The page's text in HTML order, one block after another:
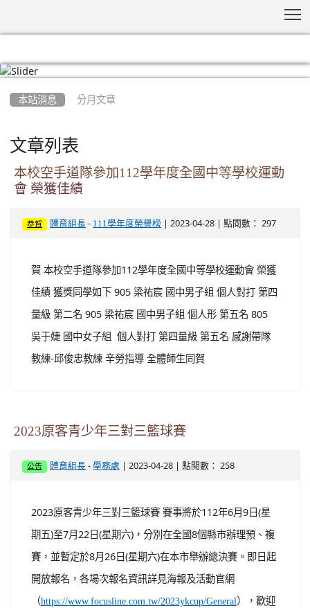
本站消息 分月文章
文章列表
本校空手道隊參加112學年度全國中等學校運動
會 榮獲佳績
恭賀 體育組長 - 111學年度榮譽榜 | 2023-04-28 | 點閱數： 297
賀 本校空手道隊參加112學年度全國中等學校運動會 榮獲
佳績 獲獎同學如下 905 梁祐宸 國中男子組 個人對打 第四
量級 第二名 905 梁祐宸 國中男子組 個人形 第五名 805
吳于婕 國中女子組 個人對打 第四量級 第五名 感謝帶隊
教練-邱俊忠教練 辛勞指導 全體師生同賀
2023原客青少年三對三籃球賽
公告 體育組長 -學務處 | 2023-04-28 | 點閱數： 258
2023原客青少年三對三籃球賽 賽事將於112年6月9日(星
期五)至7月22日(星期六)，分別在全國8個縣市辦理預、複
賽，並暫定於8月26日(星期六)在本市舉辦總決賽。即日起
開放報名，各場次報名資訊詳見海報及活動官網
（https://www.focusline.com.tw/2023ykcup/General ），歡迎